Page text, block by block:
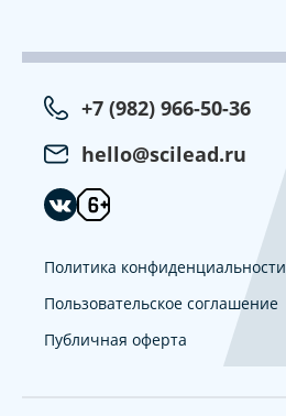
+7 (982) 966-50-36
hello@scilead.ru
Политика конфиденциальности
Пользовательское соглашение
Публичная оферта